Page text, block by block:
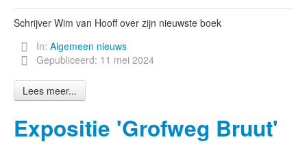
Schrijver Wim van Hooff over zijn nieuwste boek
In: Algemeen nieuws
Gepubliceerd: 11 mei 2024
Lees meer...
Expositie 'Grofweg Bruut'